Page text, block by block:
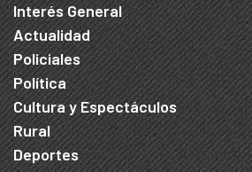
Interés General
Actualidad
Policiales
Política
Cultura y Espectáculos
Rural
Deportes